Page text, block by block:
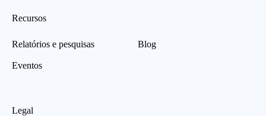
Recursos
Relatórios e pesquisas
Eventos
Blog
Legal